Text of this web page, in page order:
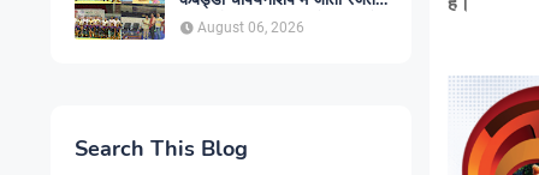
पदक, रोमांचक फाइनल में सारण से
49-45 से हारा
August 06, 2026
Search This Blog